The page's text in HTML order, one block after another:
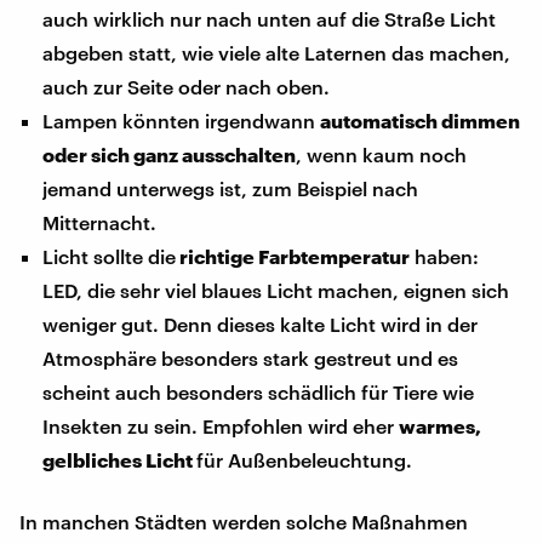
auch wirklich nur nach unten auf die Straße Licht
abgeben statt, wie viele alte Laternen das machen,
auch zur Seite oder nach oben.
Lampen könnten irgendwannautomatisch dimmen
oder sich ganz ausschalten , wenn kaum noch
jemand unterwegs ist, zum Beispiel nach
Mitternacht.
Licht sollte dierichtige Farbtemperatur haben:
LED, die sehr viel blaues Licht machen, eignen sich
weniger gut. Denn dieses kalte Licht wird in der
Atmosphäre besonders stark gestreut und es
scheint auch besonders schädlich für Tiere wie
Insekten zu sein. Empfohlen wird eherwarmes,
gelbliches Lichtfür Außenbeleuchtung.
In manchen Städten werden solche Maßnahmen